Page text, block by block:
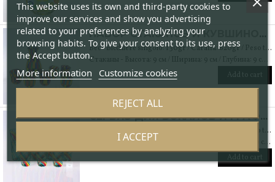
Вес - Bicchiere singolo: 130gr / Caraffa: 620gr / Peso totale: 1370gr
Add to cart
Вес - Bicchiere singolo: 180gr / Caraffa: 740gr / Peso totale: 1820gr
Стаканы - Высота: 12 см / Ширина: 9 см / Глубина: 9 см Кувшин - Высота: 23 см / Ширина: 10 см / Глубина: 10 см
Add to cart
This website uses its own and third-party cookies to
improve our services and show you advertising
related to your preferences by analyzing your
browsing habits. To give your consent to its use, press
the Accept button.
More information Customize cookies
REJECT ALL
I ACCEPT